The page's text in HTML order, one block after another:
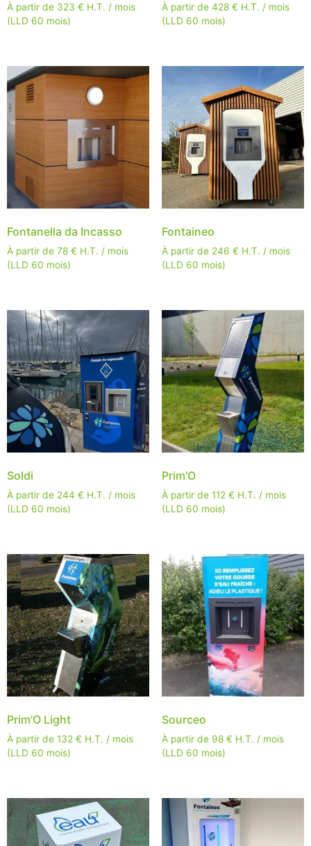
À partir de 323 € H.T. / mois
(LLD 60 mois)
À partir de 428 € H.T. / mois
(LLD 60 mois)
Fontanella da Incasso
À partir de 78 € H.T. / mois
(LLD 60 mois)
Fontaineo
À partir de 246 € H.T. / mois
(LLD 60 mois)
Soldi
À partir de 244 € H.T. / mois
(LLD 60 mois)
Prim'O
À partir de 112 € H.T. / mois
(LLD 60 mois)
Prim’O Light
À partir de 132 € H.T. / mois
(LLD 60 mois)
Sourceo
À partir de 98 € H.T. / mois
(LLD 60 mois)